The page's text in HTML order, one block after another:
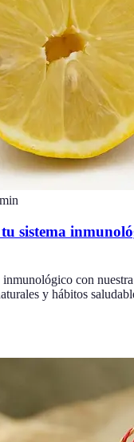
min
sistema
inmunológico con
y hábitos